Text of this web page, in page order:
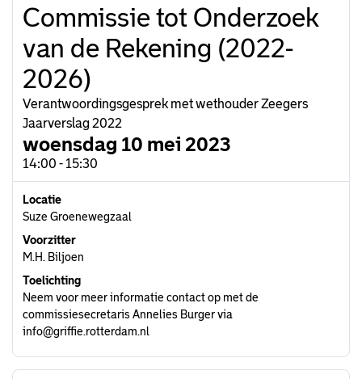
Commissie tot Onderzoek
van de Rekening (2022-
2026)
Verantwoordingsgesprek met wethouder Zeegers
Jaarverslag 2022
woensdag 10 mei 2023
14:00 - 15:30
Locatie
Suze Groenewegzaal
Voorzitter
M.H. Biljoen
Toelichting
Neem voor meer informatie contact op met de
commissiesecretaris Annelies Burger via
info@griffie.rotterdam.nl